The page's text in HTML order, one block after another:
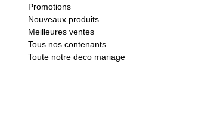
Promotions
Nouveaux produits
Meilleures ventes
Tous nos contenants
Toute notre deco mariage